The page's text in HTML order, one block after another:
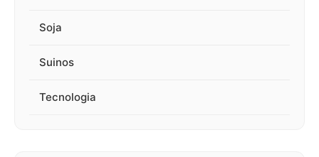
Soja
Suinos
Tecnologia